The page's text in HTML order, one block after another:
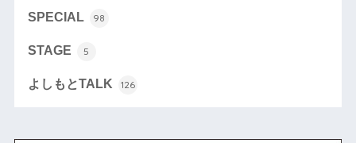
SPECIAL 98
STAGE 5
よしもとTALK 126